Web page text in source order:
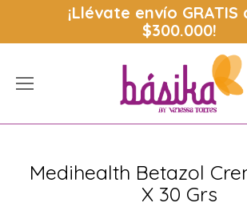
¡Llévate envío GRATIS
$300.000!
Medihealth Betazol
X 30 Grs